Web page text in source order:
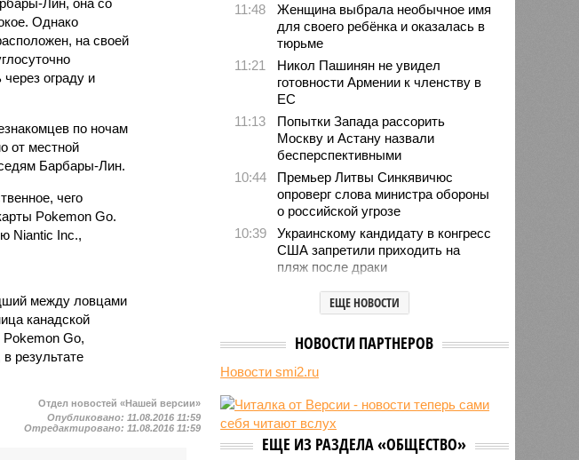
Однако
на своей
ограду и
по ночам
от местной
Барбары-Лин.
чего
Pokemon Go.
Niantic Inc.,
между ловцами
канадской
Pokemon Go,
результате
Отдел новостей «Нашей версии»
Опубликовано: 11.08.2016 11:59
Отредактировано: 11.08.2016 11:59
11:48
Женщина выбрала необычное имя
для своего ребёнка и оказалась в
тюрьме
11:21
Никол Пашинян не увидел
готовности Армении к членству в
ЕС
11:13
Попытки Запада рассорить
Москву и Астану назвали
бесперспективными
10:44
Премьер Литвы Синкявичюс
опроверг слова министра обороны
о российской угрозе
10:39
Украинскому кандидату в конгресс
США запретили приходить на
пляж после драки
Аргентина и Мексика поддержали
Инфантино после его промаха с
10:28
Крупнейшие финансовые
подверглись массированной
10:28
В результате вооружённого
нападения на школу в Таиланде
погибли 7 человек
ЕЩЕ НОВОСТИ
НОВОСТИ ПАРТНЕРОВ
Новости smi2.ru
ЕЩЕ ИЗ РАЗДЕЛА «ОБЩЕСТВО»